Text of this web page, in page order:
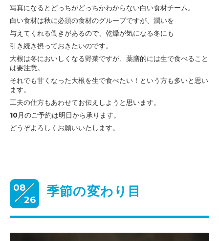
写真になるとどっちがどっちかわからない白い食材チーム。
白い食材は秋に必須の食材のグループですが、潤いを
与えてくれる働きがあるので、乾燥が気になる冬にも
引き続き摂っておきたいのです。
大根は冬においしくなる野菜ですが、薬膳的には生で食べること
は要注意。
それでも甘くなった大根を生で食べたい！という方も多いと思い
ます。
工夫の仕方もあわせてお伝えしようと思います。
10月のご予約は明日から承ります。
どうぞよろしくお願いいたします。
08
26
季節の変わり目